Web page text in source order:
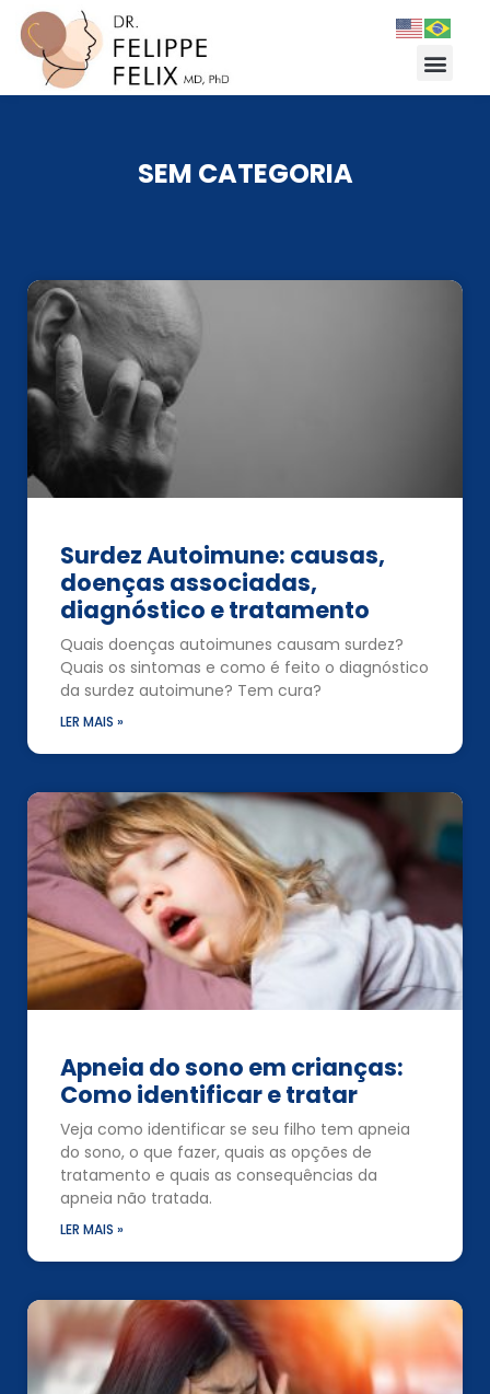
SEM CATEGORIA
Surdez Autoimune: causas,
doenças associadas,
diagnóstico e tratamento
Quais doenças autoimunes causam surdez?
Quais os sintomas e como é feito o diagnóstico
da surdez autoimune? Tem cura?
LER MAIS »
Apneia do sono em crianças:
Como identificar e tratar
Veja como identificar se seu filho tem apneia
do sono, o que fazer, quais as opções de
tratamento e quais as consequências da
apneia não tratada.
LER MAIS »